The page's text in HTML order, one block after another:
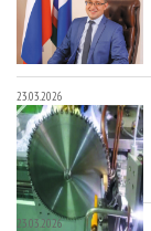
23.03.2026
23.03.2026